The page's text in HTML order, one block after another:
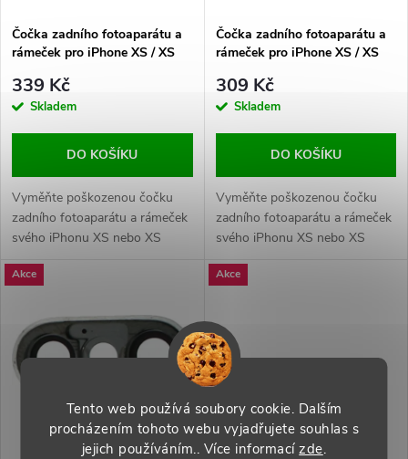
Tento web používá soubory cookie. Dalším
procházením tohoto webu vyjadřujete souhlas s
jejich používáním.. Více informacízde.
p
r
o
d
u
k
t
ů
s
p
r
d
u
k
t
ů
Čočka zadního fotoaparátu a
rámeček pro iPhone XS / XS
339 Kč
Skladem
DO KOŠÍKU
Vyměňte poškozenou čočku
zadního fotoaparátu a rámeček
svého iPhonu XS nebo XS
ochranu fotoaparátu a kvalitu
Čočka zadního fotoaparátu a
rámeček pro iPhone XS / XS
309 Kč
Skladem
DO KOŠÍKU
Vyměňte poškozenou čočku
zadního fotoaparátu a rámeček
svého iPhonu XS nebo XS
ochranu fotoaparátu a kvalitu
Akce Akce